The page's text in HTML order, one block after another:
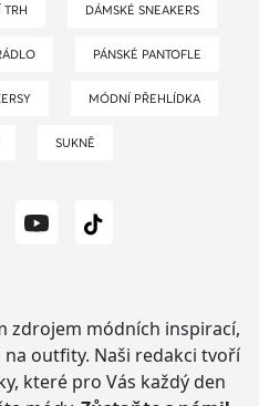
TRH DÁMSKÉ SNEAKERS
PÁNSKÉ PANTOFLE
MÓDNÍ PŘEHLÍDKA
SUKNĚ
zdrojem módních inspirací,
outfity. Naši redakci tvoří
které pro Vás každý den